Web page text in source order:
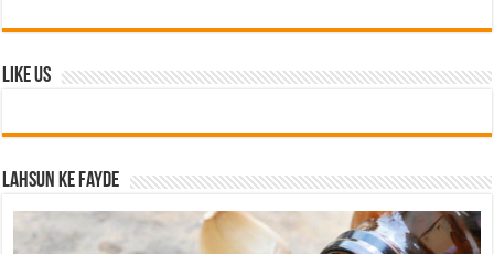
Like Us
Lahsun ke fayde